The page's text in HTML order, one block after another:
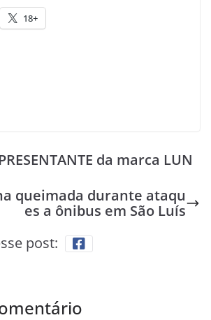
18+
da marca LUN
queimada durante ataqu
es a ônibus em São Luís
post: